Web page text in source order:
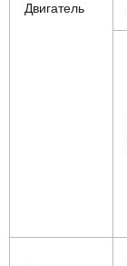
Двигатель